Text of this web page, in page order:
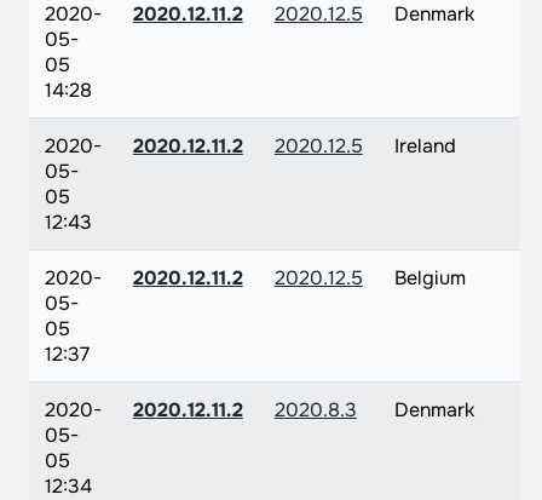
2020-
05-
05
14:28
2020.12.11.2 2020.12.5 Denmark
2020-
05-
05
12:43
2020.12.11.2 2020.12.5 Ireland
2020-
05-
05
12:37
2020.12.11.2 2020.12.5 Belgium
2020-
05-
05
12:34
2020.12.11.2 2020.8.3 Denmark